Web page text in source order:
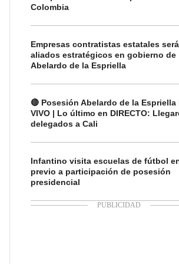
Colombia
Empresas contratistas estatales
aliados estratégicos en gobierno de
Abelardo de la Espriella
🔴 Posesión Abelardo de la Espriella
VIVO | Lo último en DIRECTO:
delegados a Cali
Infantino visita escuelas de fútbol
previo a participación de posesión
presidencial